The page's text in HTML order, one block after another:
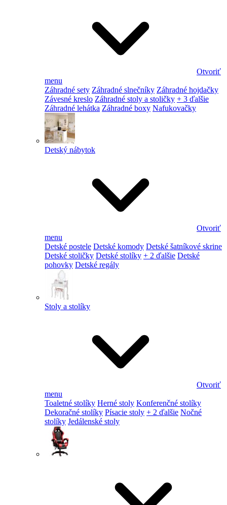
Otvoriť
menu
Záhradné sety Záhradné slnečníky Záhradné hojdačky
Závesné kreslo Záhradné stoly a stoličky + 3 ďalšie
Záhradné lehátka Záhradné boxy Nafukovačky
Detský nábytok
Otvoriť
menu
Detské postele Detské komody Detské šatníkové skrine
Detské stoličky Detské stolíky + 2 ďalšie Detské
pohovky Detské regály
Stoly a stolíky
Otvoriť
menu
Toaletné stolíky Herné stoly Konferenčné stolíky
Dekoračné stolíky Písacie stoly + 2 ďalšie Nočné
stolíky Jedálenské stoly